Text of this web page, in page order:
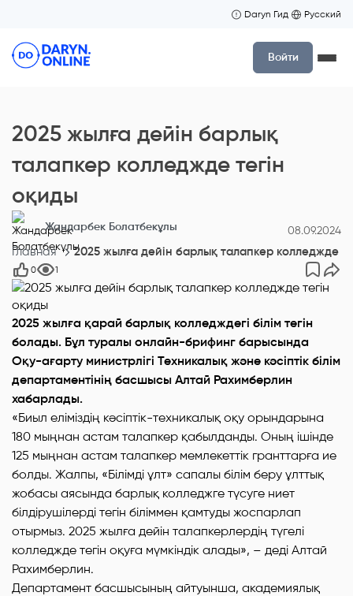
Daryn Гид Русский
Войти
2025 жылға дейін барлық
талапкер колледжде тегін
оқиды
Жандарбек Болатбекұлы 08.09.2024
Главная 2025 жылға дейін барлық талапкер колледжде
0 1
2025 жылға қарай барлық колледждегі білім тегін
болады. Бұл туралы онлайн-брифинг барысында
Оқу-ағарту министрлігі Техникалық және кәсіптік білім
департаментінің басшысы Алтай Рахимберлин
хабарлады.
«Биыл еліміздің кәсіптік-техникалық оқу орындарына
180 мыңнан астам талапкер қабылданды. Оның ішінде
125 мыңнан астам талапкер мемлекеттік гранттарға ие
болды. Жалпы, «Білімді ұлт» сапалы білім беру ұлттық
жобасы аясында барлық колледжге түсуге ниет
білдірушілерді тегін біліммен қамтуды жоспарлап
отырмыз. 2025 жылға дейін талапкерлердің түгелі
колледжде тегін оқуға мүмкіндік алады», – деді Алтай
Рахимберлин.
Департамент басшысының айтуынша, академиялық